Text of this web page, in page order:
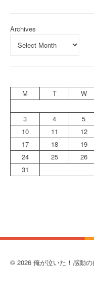
Archives
M
T W
3
4 5
10
11 12
17
18 19
24
25 26
31
© 2026 俺が泣いた！感動